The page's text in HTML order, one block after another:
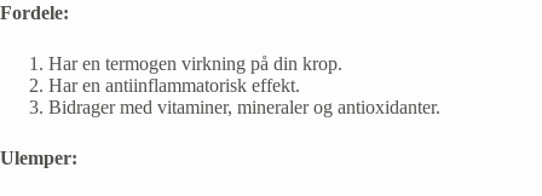
Fordele:
Har en termogen virkning på din krop.
Har en antiinflammatorisk effekt.
Bidrager med vitaminer, mineraler og antioxidanter.
Ulemper: